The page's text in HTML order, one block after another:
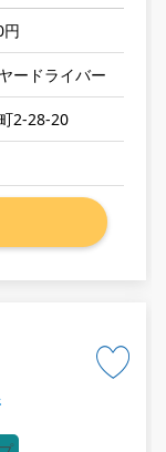
ードライバー
2-28-20